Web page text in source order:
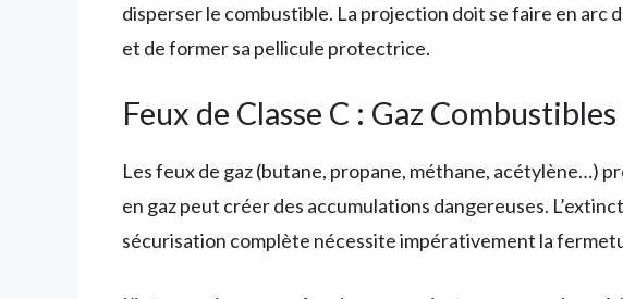
disperser le combustible. La projection doit se faire en
et de former sa pellicule protectrice.
Feux de Classe C : Gaz Combustibles
Les feux de gaz (butane, propane, méthane, acétylène…)
en gaz peut créer des accumulations dangereuses.
sécurisation complète nécessite impérativement la